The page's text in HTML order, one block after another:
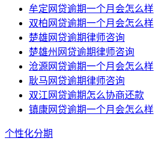
牟定网贷逾期一个月会怎么样
双柏网贷逾期一个月会怎么样
楚雄网贷逾期律师咨询
楚雄州网贷逾期律师咨询
沧源网贷逾期一个月会怎么样
耿马网贷逾期律师咨询
双江网贷逾期怎么协商还款
镇康网贷逾期一个月会怎么样
个性化分期